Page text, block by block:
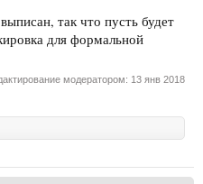
так что пусть будет
для формальной
модератором: 13 янв 2018